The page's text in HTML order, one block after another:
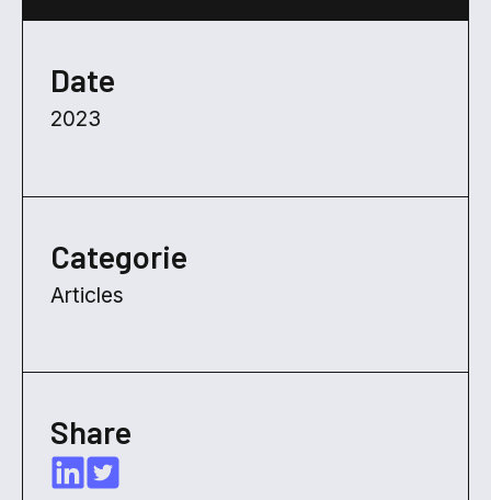
Date
2023
Categorie
Articles
Share